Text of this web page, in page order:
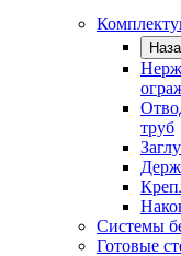
труб
Системы
Готовые